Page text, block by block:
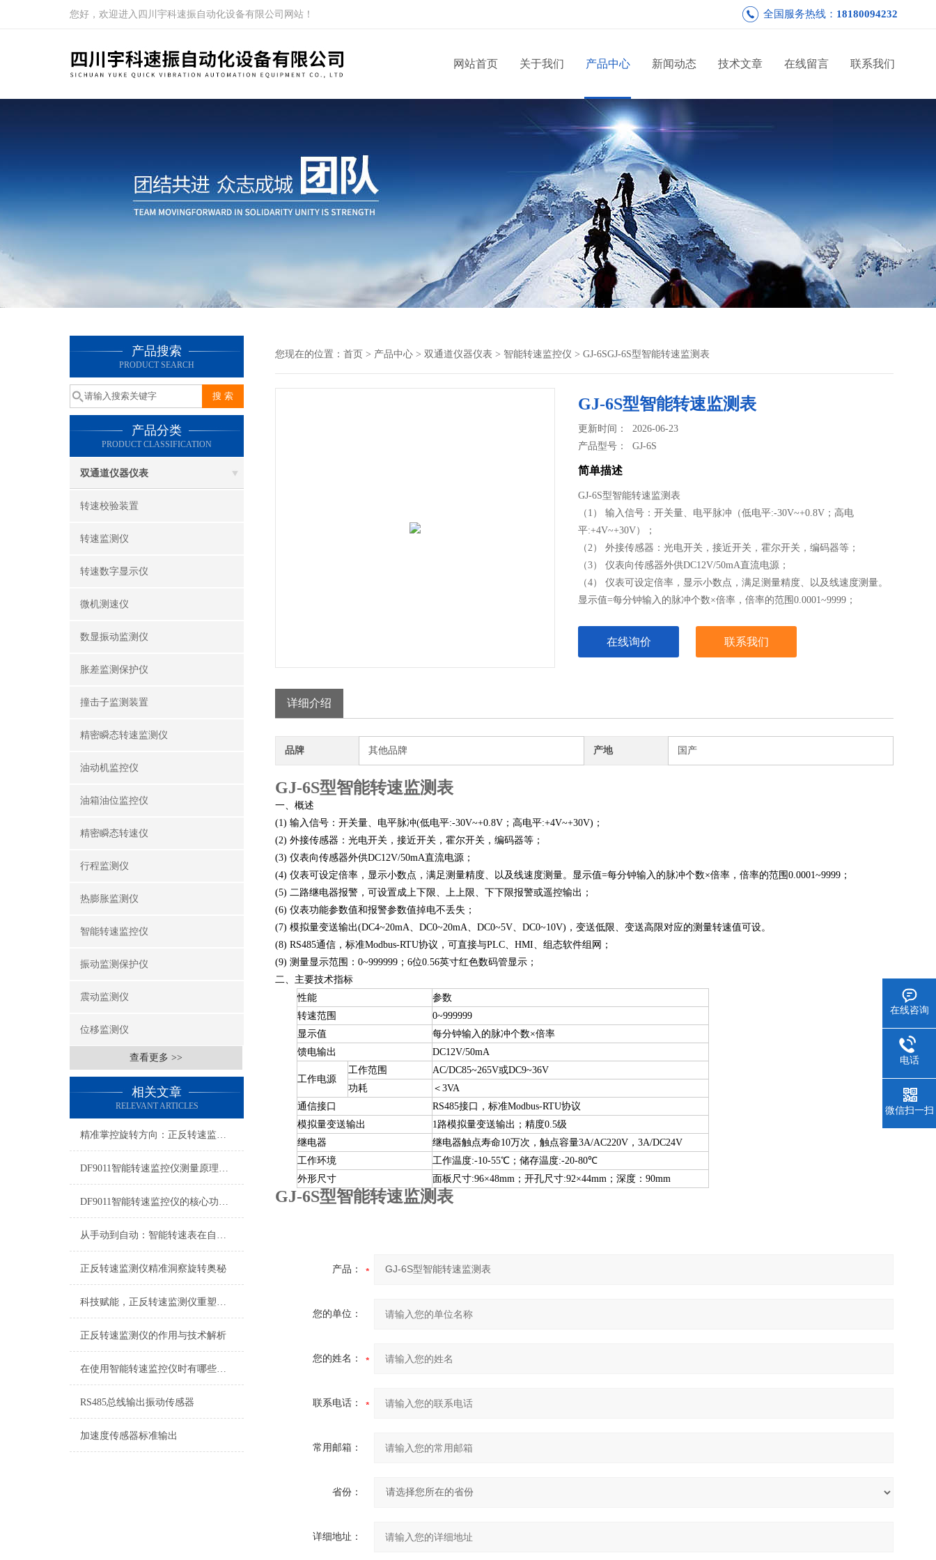
您好，欢迎进入四川宇科速振自动化设备有限公司网站！ 全国服务热线： 18180094232
网站首页 关于我们 产品中心 新闻动态 技术文章 在线留言 联系我们
产品搜索
PRODUCT SEARCH
产品分类
PRODUCT CLASSIFICATION
双通道仪器仪表
转速校验装置
转速监测仪
转速数字显示仪
微机测速仪
数显振动监测仪
胀差监测保护仪
撞击子监测装置
精密瞬态转速监测仪
油动机监控仪
油箱油位监控仪
精密瞬态转速仪
行程监测仪
热膨胀监测仪
智能转速监控仪
振动监测保护仪
震动监测仪
位移监测仪
查看更多 >>
相关文章
RELEVANT ARTICLES
精准掌控旋转方向：正反转速监测仪的选型、安装与调试指南
DF9011智能转速监控仪测量原理解析
DF9011智能转速监控仪的核心功能有哪些？
从手动到自动：智能转速表在自动化产线的赋能之路
正反转速监测仪精准洞察旋转奥秘
科技赋能，正反转速监测仪重塑旋转设备安全边界
正反转速监测仪的作用与技术解析
在使用智能转速监控仪时有哪些需要我们注意的呢
RS485总线输出振动传感器
加速度传感器标准输出
您现在的位置： 首页 > 产品中心 > 双通道仪器仪表 > 智能转速监控仪 > GJ-6SGJ-6S型智能转速监测表
GJ-6S型智能转速监测表
更新时间： 2026-06-23
产品型号：GJ-6S
简单描述
GJ-6S型智能转速监测表
（1） 输入信号：开关量、电平脉冲（低电平:-30V~+0.8V；高电
平:+4V~+30V）；
（2） 外接传感器：光电开关，接近开关，霍尔开关，编码器等；
（3） 仪表向传感器外供DC12V/50mA直流电源；
（4） 仪表可设定倍率，显示小数点，满足测量精度、以及线速度测量。
显示值=每分钟输入的脉冲个数×倍率，倍率的范围0.0001~9999；
在线询价 联系我们
详细介绍
品牌 其他品牌 产地 国产
GJ-6S型智能转速监测表
一、概述
(1) 输入信号：开关量、电平脉冲(低电平:-30V~+0.8V ；高电平:+4V~+30V) ；
(2) 外接传感器：光电开关，接近开关，霍尔开关，编码器等；
(3) 仪表向传感器外供DC12V/50mA直流电源；
(4) 仪表可设定倍率，显示小数点，满足测量精度、以及线速度测量。显示值=每分钟输入的脉冲个数×倍率，倍率的范围 0.0001~9999 ；
(5) 二路继电器报警，可设置成上下限、上上限、下下限报警或遥控输出；
(6) 仪表功能参数值和报警参数值掉电不丢失；
(7) 模拟量变送输出(DC4~20mA、 DC0~20mA、 DC0~5V、 DC0~10V) ，变送低限、变送高限对应的测量转速值可设。
(8) RS485通信，标准Modbus-RTU协议，可直接与PLC、 HMI、组态软件组网；
(9) 测量显示范围： 0~999999 ； 6位0.56英寸红色数码管显示；
二、主要技术指标
性能
参数
转速范围
0~999999
显示值
每分钟输入的脉冲个数×倍率
馈电输出
DC12V/50mA
工作电源
工作范围 AC/DC85~265V或DC9~36V
功耗
＜3VA
通信接口
RS485接口，标准Modbus-RTU协议
模拟量变送输出
1路模拟量变送输出；精度0.5级
继电器
继电器触点寿命10万次，触点容量3A/AC220V ，3A/DC24V
工作环境
工作温度:-10-55℃ ；储存温度:-20-80℃
外形尺寸
面板尺寸:96×48mm ；开孔尺寸:92×44mm ；深度：90mm
GJ-6S型智能转速监测表
产品：
您的单位：
您的姓名：
联系电话：
常用邮箱：
省份：
详细地址：
在线咨询
电话
微信扫一扫